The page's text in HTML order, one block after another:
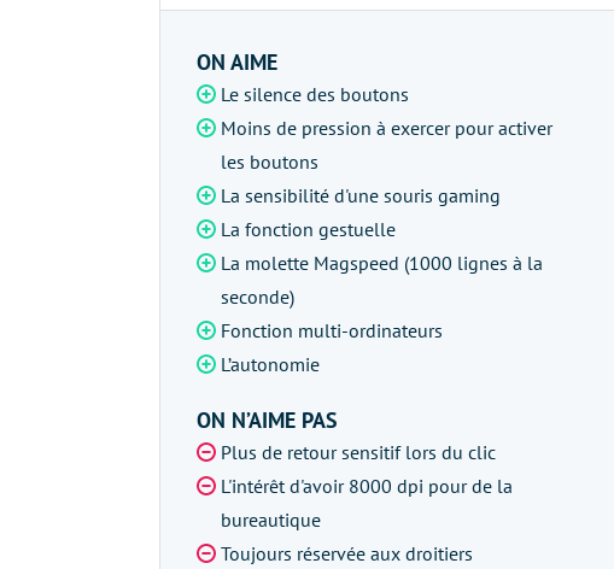
ON AIME
Le silence des boutons
Moins de pression à exercer pour activer
les boutons
La sensibilité d'une souris gaming
La fonction gestuelle
La molette Magspeed (1000 lignes à la
seconde)
Fonction multi-ordinateurs
L’autonomie
ON N’AIME PAS
Plus de retour sensitif lors du clic
L'intérêt d'avoir 8000 dpi pour de la
bureautique
Toujours réservée aux droitiers